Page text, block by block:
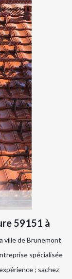
59151 à
ville de Brunemont
spécialisée
; sachez